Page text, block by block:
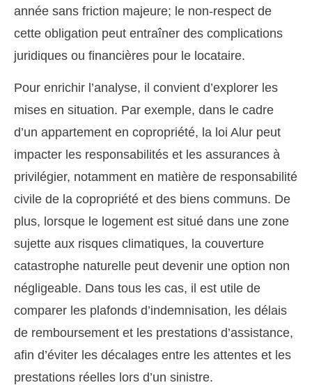
année sans friction majeure; le non-respect de
cette obligation peut entraîner des complications
juridiques ou financières pour le locataire.
Pour enrichir l’analyse, il convient d’explorer les
mises en situation. Par exemple, dans le cadre
d’un appartement en copropriété, la loi Alur peut
impacter les responsabilités et les assurances à
privilégier, notamment en matière de responsabilité
civile de la copropriété et des biens communs. De
plus, lorsque le logement est situé dans une zone
sujette aux risques climatiques, la couverture
catastrophe naturelle peut devenir une option non
négligeable. Dans tous les cas, il est utile de
comparer les plafonds d’indemnisation, les délais
de remboursement et les prestations d’assistance,
afin d’éviter les décalages entre les attentes et les
prestations réelles lors d’un sinistre.